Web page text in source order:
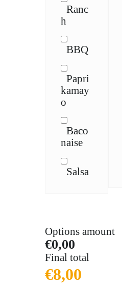
Ranc
h
BBQ
Papri
kamay
o
Baco
naise
Salsa
Options amount
€0,00
Final total
€8,00